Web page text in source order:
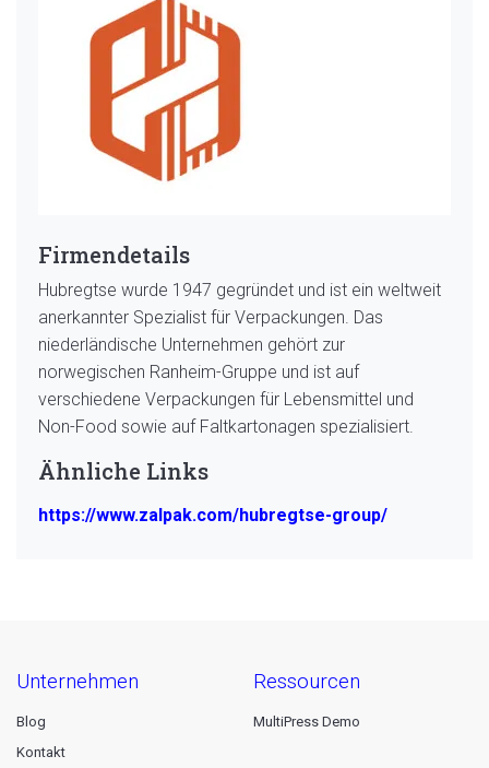
Firmendetails
Hubregtse wurde 1947 gegründet und ist ein weltweit
anerkannter Spezialist für Verpackungen. Das
niederländische Unternehmen gehört zur
norwegischen Ranheim-Gruppe und ist auf
verschiedene Verpackungen für Lebensmittel und
Non-Food sowie auf Faltkartonagen spezialisiert.
Ähnliche Links
https://www.zalpak.com/hubregtse-group/
unternehmen
Blog
Kontakt
ressourcen
MultiPress Demo